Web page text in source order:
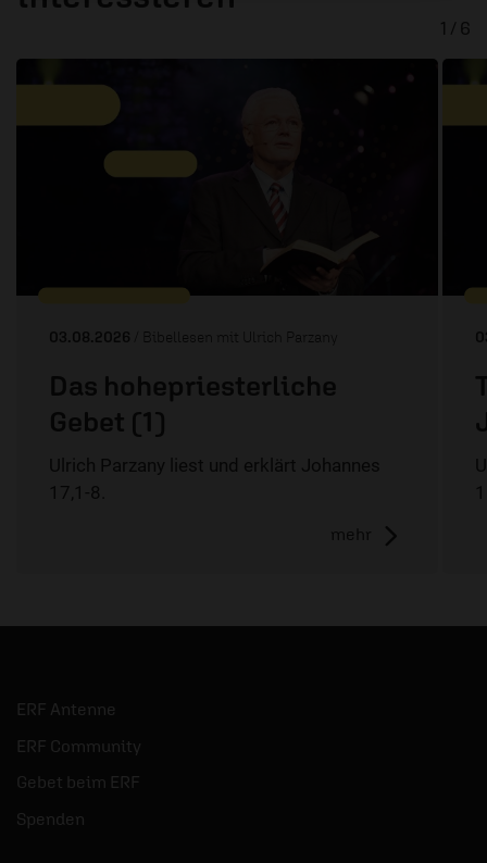
03.08.2026 / Bibellesen mit Ulrich Parzany
Das hohepriesterliche
Gebet (1)
Ulrich Parzany liest und erklärt Johannes
17,1-8.
mehr
1 / 6
ERF Antenne
ERF Community
Gebet beim ERF
Spenden